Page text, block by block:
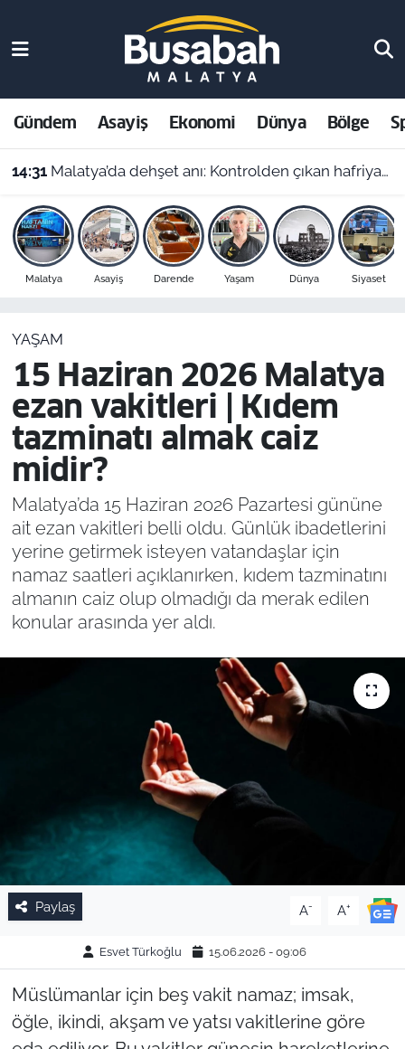
Gündem Asayiş Ekonomi Dünya Bölge
14:31 Malatya’da dehşet anı: Kontrolden çıkan hafriyat kamyonu evin içine girdi!
Malatya Asayiş Darende Yaşam Dünya Siyaset
YAŞAM
15 Haziran 2026 Malatya
ezan vakitleri | Kıdem
tazminatı almak caiz
midir?
Malatya’da 15 Haziran 2026 Pazartesi gününe
ait ezan vakitleri belli oldu. Günlük ibadetlerini
yerine getirmek isteyen vatandaşlar için
namaz saatleri açıklanırken, kıdem tazminatını
almanın caiz olup olmadığı da merak edilen
konular arasında yer aldı.
Paylaş A- A+
Esvet Türkoğlu 15.06.2026 - 09:06
Müslümanlar için beş vakit namaz; imsak,
öğle, ikindi, akşam ve yatsı vakitlerine göre
Asayiş
Ekonomi
Dünya
Bölge
Resmi İlanlar
Malatya Nöbetçi Eczaneler
Malatya Hava Durumu
Malatya Namaz Vakitleri
Malatya Trafik Yoğunluk Haritası
Süper Lig Puan Durumu ve Fikstür
Son Dakika Haberleri
Haber Arşivi